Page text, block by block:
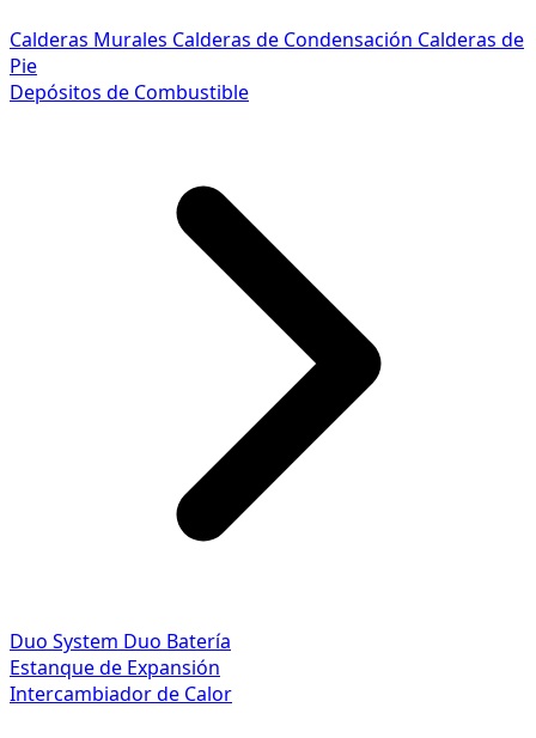
Calderas Murales Calderas de Condensación Calderas de
Pie
Depósitos de Combustible
Duo System Duo Batería
Estanque de Expansión
Intercambiador de Calor